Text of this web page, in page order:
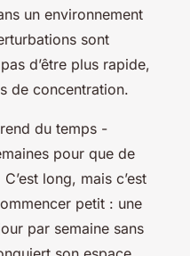
un environnement
sont
d’être plus rapide,
de concentration.
du temps -
pour que de
long, mais c’est
petit : une
par semaine sans